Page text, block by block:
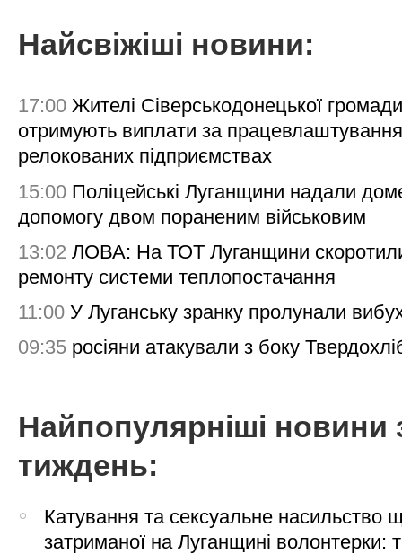
Найсвіжіші новини:
17:00 Жителі Сіверськодонецької
отримують виплати за
релокованих підприємствах
15:00 Поліцейські Луганщини надали
допомогу двом пораненим військовим
13:02 ЛОВА: На ТОТ Луганщини
ремонту системи теплопостачання
11:00 У Луганську зранку пролунали
09:35 росіяни атакували з боку
Найпопулярніші новини
тиждень:
Катування та сексуальне насильство
затриманої на Луганщині волонтерки: